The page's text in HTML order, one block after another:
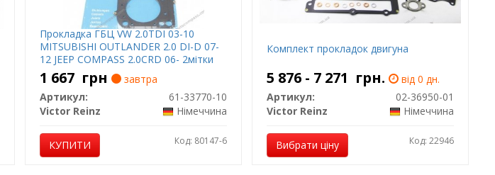
Прокладка ГБЦ VW 2.0TDI 03-10
MITSUBISHI OUTLANDER 2.0 DI-D 07-
12 JEEP COMPASS 2.0CRD 06- 2мітки
(метал.)
1 667 грн
завтра
Артикул:
61-33770-10
Victor Reinz
Німеччина
КУПИТИ Код: 80147-6
Комплект прокладок двигуна
5 876 - 7 271 грн.
від 0 дн.
Артикул:
02-36950-01
Victor Reinz
Німеччина
Вибрати ціну Код: 22946